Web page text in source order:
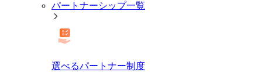
パートナーシップ一覧
選べるパートナー制度